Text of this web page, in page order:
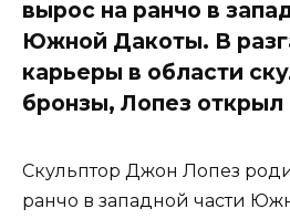
вырос на ранчо в
Южной Дакоты. В
карьеры в области
бронзы, Лопез открыл
Скульптор Джон Лопез
ранчо в западной части